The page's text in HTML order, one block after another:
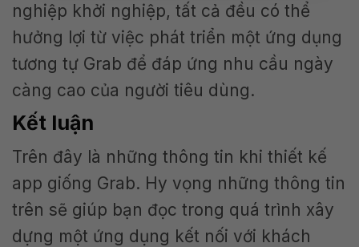
nghiệp khởi nghiệp, tất cả đều có thể
hưởng lợi từ việc phát triển một ứng dụng
tương tự Grab để đáp ứng nhu cầu ngày
càng cao của người tiêu dùng.
Kết luận
Trên đây là những thông tin khi thiết kế
app giống Grab. Hy vọng những thông tin
trên sẽ giúp bạn đọc trong quá trình xây
dựng một ứng dụng kết nối với khách